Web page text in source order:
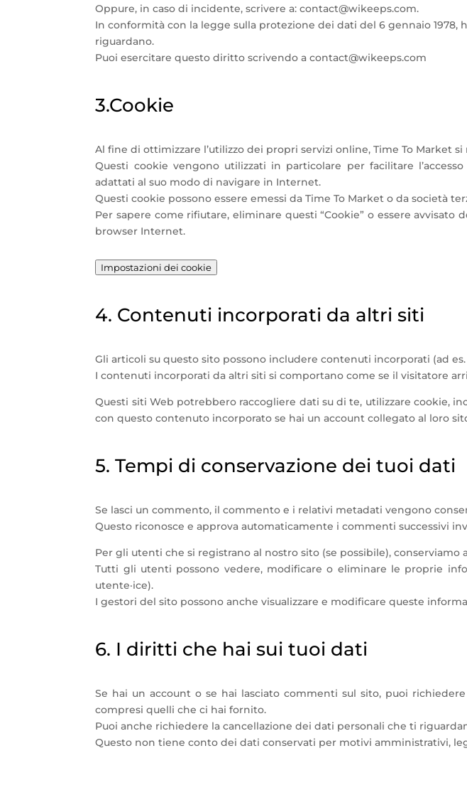
Oppure, in caso di incidente, scrivere a: contact@wikeeps.com.
In conformità con la legge sulla protezione dei dati del 6 gennaio
riguardano.
Puoi esercitare questo diritto scrivendo a contact@wikeeps.com
3.Cookie
Al fine di ottimizzare l’utilizzo dei propri servizi online, Time To
Questi cookie vengono utilizzati in particolare per facilitare
adattati al suo modo di navigare in Internet.
Questi cookie possono essere emessi da Time To Market o da società
Per sapere come rifiutare, eliminare questi “Cookie” o essere
browser Internet.
Impostazioni dei cookie
4. Contenuti incorporati da altri siti
Gli articoli su questo sito possono includere contenuti incorporati (ad
I contenuti incorporati da altri siti si comportano come se il visitatore
Questi siti Web potrebbero raccogliere dati su di te, utilizzare cookie,
con questo contenuto incorporato se hai un account collegato al loro
5. Tempi di conservazione dei tuoi dati
Se lasci un commento, il commento e i relativi metadati vengono
Questo riconosce e approva automaticamente i commenti successivi
Per gli utenti che si registrano al nostro sito (se possibile),
Tutti gli utenti possono vedere, modificare o eliminare le proprie
utente·ice).
I gestori del sito possono anche visualizzare e modificare queste
6. I diritti che hai sui tuoi dati
Se hai un account o se hai lasciato commenti sul sito, puoi
compresi quelli che ci hai fornito.
Puoi anche richiedere la cancellazione dei dati personali che ti
Questo non tiene conto dei dati conservati per motivi amministrativi,